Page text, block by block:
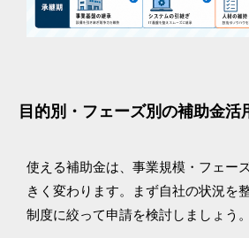
目的別・フェーズ別の補助金活
使える補助金は、事業規模・フェー
きく変わります。まず自社の状況を
制度に絞って申請を検討しましょう。